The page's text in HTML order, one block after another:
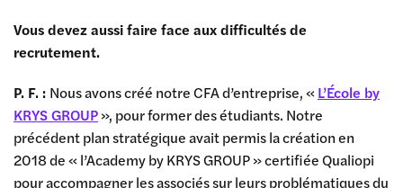
Vous devez aussi faire face aux difficultés de
recrutement.
P. F. : Nous avons créé notre CFA d’entreprise, « L’École by
KRYS GROUP», pour former des étudiants. Notre
précédent plan stratégique avait permis la création en
2018 de « l’Academy by KRYS GROUP » certifiée Qualiopi
pour accompagner les associés sur leurs problématiques du